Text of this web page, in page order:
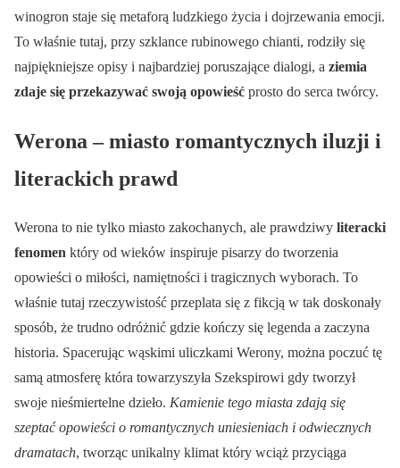
winogron staje się metaforą ludzkiego życia i dojrzewania emocji.
To właśnie tutaj, przy szklance rubinowego chianti, rodziły się
najpiękniejsze opisy i najbardziej poruszające dialogi, a ziemia
zdaje się przekazywać swoją opowieść prosto do serca twórcy.
Werona – miasto romantycznych iluzji i
literackich prawd
Werona to nie tylko miasto zakochanych, ale prawdziwy literacki
fenomen który od wieków inspiruje pisarzy do tworzenia
opowieści o miłości, namiętności i tragicznych wyborach. To
właśnie tutaj rzeczywistość przeplata się z fikcją w tak doskonały
sposób, że trudno odróżnić gdzie kończy się legenda a zaczyna
historia. Spacerując wąskimi uliczkami Werony, można poczuć tę
samą atmosferę która towarzyszyła Szekspirowi gdy tworzył
swoje nieśmiertelne dzieło. Kamienie tego miasta zdają się
szeptać opowieści o romantycznych uniesieniach i odwiecznych
dramatach, tworząc unikalny klimat który wciąż przyciąga